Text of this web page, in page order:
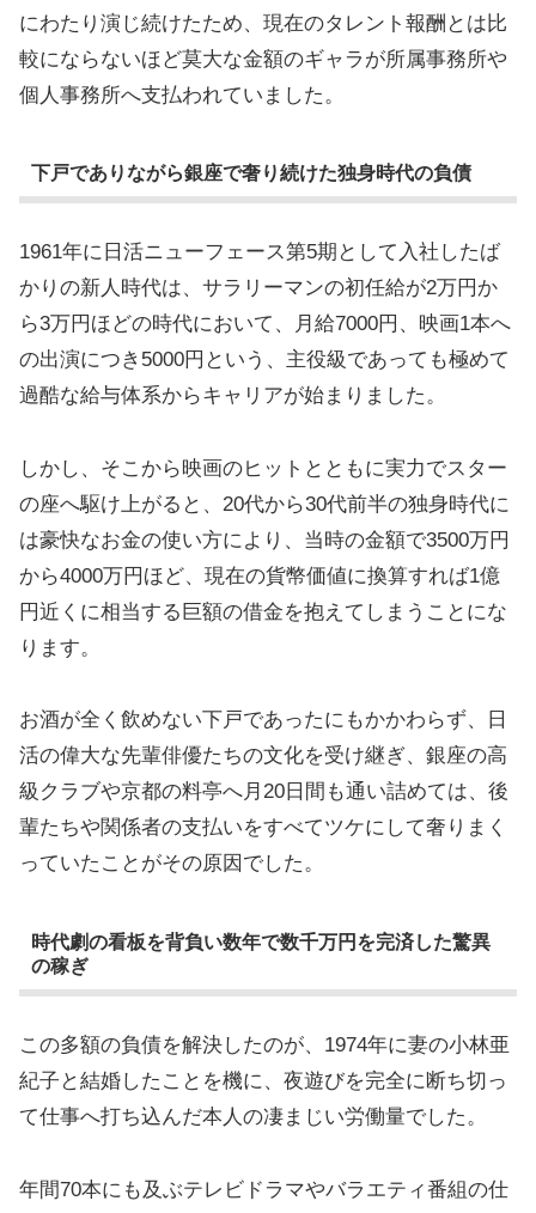
にわたり演じ続けたため、現在のタレント報酬とは比
較にならないほど莫大な金額のギャラが所属事務所や
個人事務所へ支払われていました。
下戸でありながら銀座で奢り続けた独身時代の負債
1961年に日活ニューフェース第5期として入社したば
かりの新人時代は、サラリーマンの初任給が2万円か
ら3万円ほどの時代において、月給7000円、映画1本へ
の出演につき5000円という、主役級であっても極めて
過酷な給与体系からキャリアが始まりました。
しかし、そこから映画のヒットとともに実力でスター
の座へ駆け上がると、20代から30代前半の独身時代に
は豪快なお金の使い方により、当時の金額で3500万円
から4000万円ほど、現在の貨幣価値に換算すれば1億
円近くに相当する巨額の借金を抱えてしまうことにな
ります。
お酒が全く飲めない下戸であったにもかかわらず、日
活の偉大な先輩俳優たちの文化を受け継ぎ、銀座の高
級クラブや京都の料亭へ月20日間も通い詰めては、後
輩たちや関係者の支払いをすべてツケにして奢りまく
っていたことがその原因でした。
時代劇の看板を背負い数年で数千万円を完済した驚異
の稼ぎ
この多額の負債を解決したのが、1974年に妻の小林亜
紀子と結婚したことを機に、夜遊びを完全に断ち切っ
て仕事へ打ち込んだ本人の凄まじい労働量でした。
年間70本にも及ぶテレビドラマやバラエティ番組の仕